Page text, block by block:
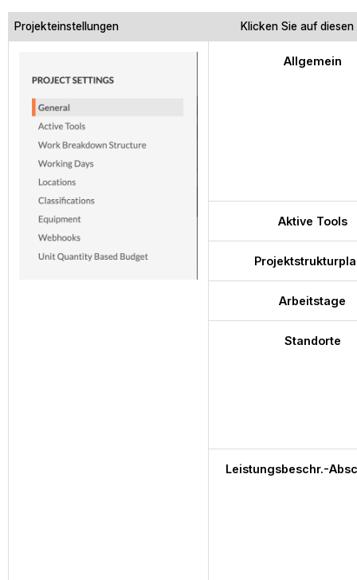
Projekteinstellungen Klicken Sie auf diesen
Allgemein
Aktive Tools
Arbeitstage
Standorte
Leistungsbeschr.-